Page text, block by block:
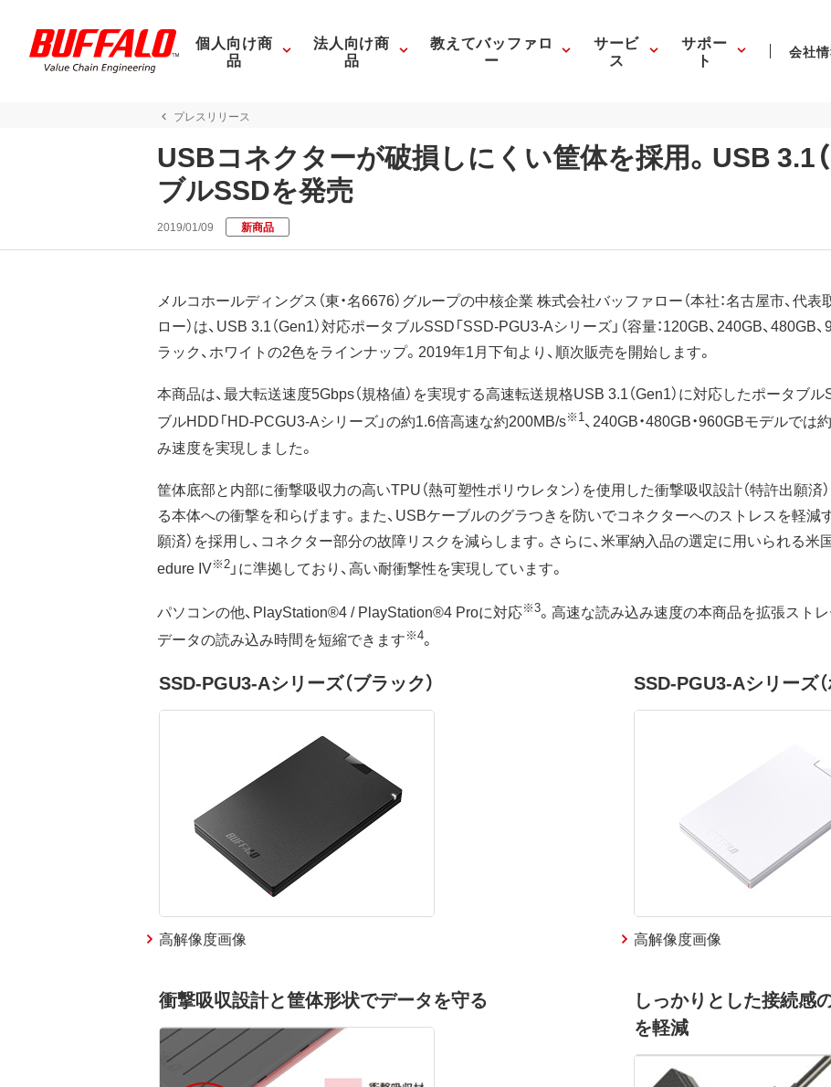
個人向け商
品
法人向け商
品
教えてバッファロ
ー
サービ
ス
サポー
ト 会社
プレスリリース
USBコネクターが破損しにくい筐体を採用。USB 3.1
ブルSSDを発売
2019/01/09 新商品
メルコホールディングス（東・名6676）グループの中核企業 株式会社バッファロー（本社：名古屋市、代表
ロー）は、USB 3.1（Gen1）対応ポータブルSSD「SSD-PGU3-Aシリーズ」（容量：120GB、240GB、480GB
ラック、ホワイトの2色をラインナップ。2019年1月下旬より、順次販売を開始します。
本商品は、最大転送速度5Gbps（規格値）を実現する高速転送規格USB 3.1（Gen1）に対応したポータブ
ブルHDD「HD-PCGU3-Aシリーズ」の約1.6倍高速な約200MB/s※1、240GB・480GB・960GBモデルで
み速度を実現しました。
筐体底部と内部に衝撃吸収力の高いTPU（熱可塑性ポリウレタン）を使用した衝撃吸収設計（特許出願済
る本体への衝撃を和らげます。また、USBケーブルのグラつきを防いでコネクターへのストレスを軽減
願済）を採用し、コネクター部分の故障リスクを減らします。さらに、米軍納入品の選定に用いられる米
edure IV※2 」に準拠しており、高い耐衝撃性を実現しています。
パソコンの他、PlayStation®4 / PlayStation®4 Proに対応※3。高速な読み込み速度の本商品を拡張スト
データの読み込み時間を短縮できます※4。
SSD-PGU3-Aシリーズ（ブラック）
高解像度画像
SSD-PGU3-Aシリーズ（
高解像度画像
衝撃吸収設計と筐体形状でデータを守る
しっかりとした接続感
を軽減